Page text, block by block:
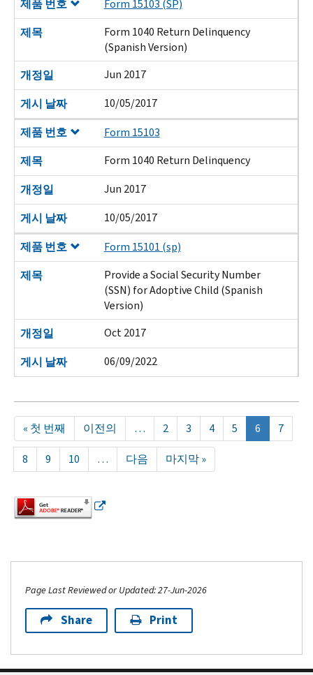
제품 번호
Form 15103 (SP)
제목
Form 1040 Return Delinquency
(Spanish Version)
개정일
Jun 2017
게시 날짜
10/05/2017
제품 번호
Form 15103
제목
Form 1040 Return Delinquency
개정일
Jun 2017
게시 날짜
10/05/2017
제품 번호
Form 15101 (sp)
제목
Provide a Social Security Number
(SSN) for Adoptive Child (Spanish
Version)
개정일
Oct 2017
게시 날짜
06/09/2022
Pagination
First
page
« 첫 번째
Previous
page
이전의 … Page
2 Page
3 Page
4 Page
5
현
재
6 Page
7
Page
8 Page
9 Page
10 …
Next
page
다음
Last
page
마지막 »
Page Last Reviewed or Updated: 27-Jun-2026
Share Print